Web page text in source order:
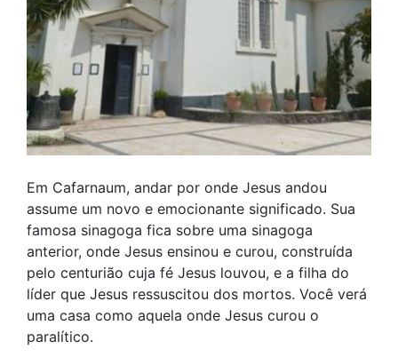
Em Cafarnaum, andar por onde Jesus andou
assume um novo e emocionante significado. Sua
famosa sinagoga fica sobre uma sinagoga
anterior, onde Jesus ensinou e curou, construída
pelo centurião cuja fé Jesus louvou, e a filha do
líder que Jesus ressuscitou dos mortos. Você verá
uma casa como aquela onde Jesus curou o
paralítico.